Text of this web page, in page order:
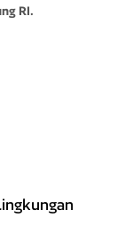
RI.